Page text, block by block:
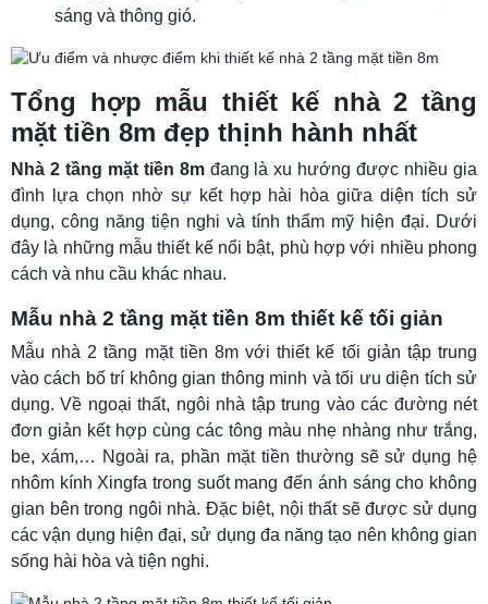
sáng và thông gió.
Tổng hợp mẫu thiết kế nhà 2 tầng
mặt tiền 8m đẹp thịnh hành nhất
Nhà 2 tầng mặt tiền 8mđang là xu hướng được nhiều gia
đình lựa chọn nhờ sự kết hợp hài hòa giữa diện tích sử
dụng, công năng tiện nghi và tính thẩm mỹ hiện đại. Dưới
đây là những mẫu thiết kế nổi bật, phù hợp với nhiều phong
cách và nhu cầu khác nhau.
Mẫu nhà 2 tầng mặt tiền 8m thiết kế tối giản
Mẫu nhà 2 tầng mặt tiền 8m với thiết kế tối giản tập trung
vào cách bố trí không gian thông minh và tối ưu diện tích sử
dụng. Về ngoại thất, ngôi nhà tập trung vào các đường nét
đơn giản kết hợp cùng các tông màu nhẹ nhàng như trắng,
be, xám,… Ngoài ra, phần mặt tiền thường sẽ sử dụng hệ
nhôm kính Xingfa trong suốt mang đến ánh sáng cho không
gian bên trong ngôi nhà. Đặc biệt, nội thất sẽ được sử dụng
các vận dụng hiện đại, sử dụng đa năng tạo nên không gian
sống hài hòa và tiện nghi.